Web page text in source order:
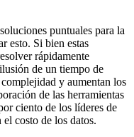
puntuales para la
esto. Si bien estas
rápidamente
de un tiempo de
y aumentan los
de las herramientas
ciento de los líderes de
el costo de los datos.